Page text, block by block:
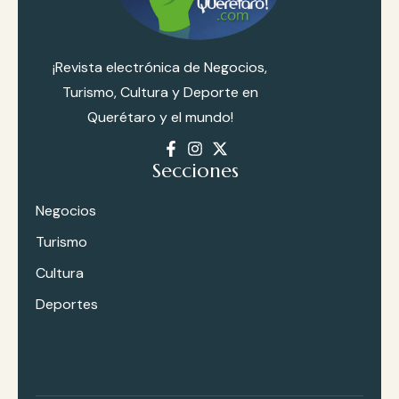
ci
a
2
0
6
¡Revista electrónica de Negocios,
Turismo, Cultura y Deporte en
Querétaro y el mundo!
Secciones
Negocios
Turismo
Cultura
Deportes